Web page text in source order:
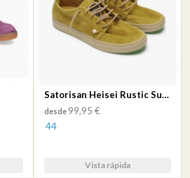
Satorisan Heisei Rustic Suede Psychadelic Khaki
desde 99,95 €
44
Vista rápida